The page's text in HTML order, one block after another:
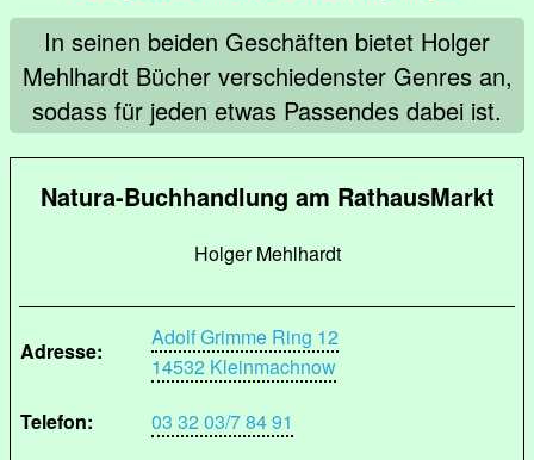
In seinen beiden Geschäften bietet Holger
Mehlhardt Bücher verschiedenster Genres an,
sodass für jeden etwas Passendes dabei ist.
Natura-Buchhandlung am RathausMarkt
Holger Mehlhardt
Adresse:
Adolf Grimme Ring 12
14532 Kleinmachnow
Telefon:
03 32 03/7 84 91